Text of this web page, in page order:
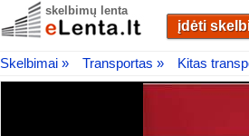
skelbimų lenta
įdėti
Skelbimai » Transportas » Kitas